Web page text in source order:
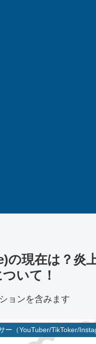
の現在は？炎
いて！
ョンを含みます
ー（YouTuber/TikToker/